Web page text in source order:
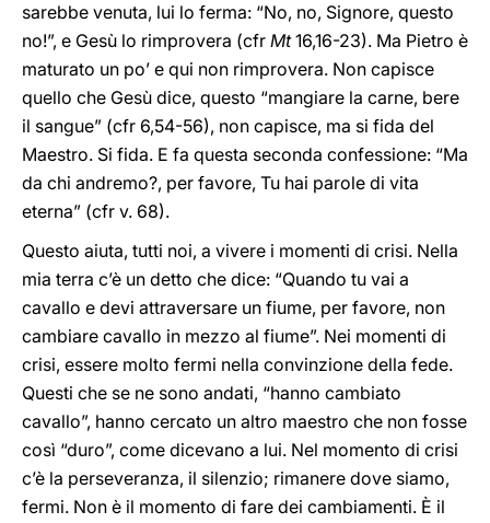
sarebbe venuta, lui lo ferma: “No, no, Signore, questo
no!”, e Gesù lo rimprovera (cfr Mt16,16-23). Ma Pietro è
maturato un po’ e qui non rimprovera. Non capisce
quello che Gesù dice, questo “mangiare la carne, bere
il sangue” (cfr 6,54-56), non capisce, ma si fida del
Maestro. Si fida. E fa questa seconda confessione: “Ma
da chi andremo?, per favore, Tu hai parole di vita
eterna” (cfr v. 68).
Questo aiuta, tutti noi, a vivere i momenti di crisi. Nella
mia terra c’è un detto che dice: “Quando tu vai a
cavallo e devi attraversare un fiume, per favore, non
cambiare cavallo in mezzo al fiume”. Nei momenti di
crisi, essere molto fermi nella convinzione della fede.
Questi che se ne sono andati, “hanno cambiato
cavallo”, hanno cercato un altro maestro che non fosse
così “duro”, come dicevano a lui. Nel momento di crisi
c’è la perseveranza, il silenzio; rimanere dove siamo,
fermi. Non è il momento di fare dei cambiamenti. È il